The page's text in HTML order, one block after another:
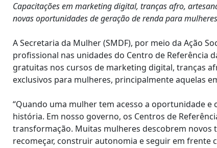
Capacitações em marketing digital, tranças afro,
novas oportunidades de geração de renda para
A Secretaria da Mulher (SMDF), por meio da Ação
profissional nas unidades do Centro de Referência
gratuitas nos cursos de marketing digital, tranças
exclusivos para mulheres, principalmente aquelas
“Quando uma mulher tem acesso a oportunidade
história. Em nosso governo, os Centros de
transformação. Muitas mulheres descobrem
recomeçar, construir autonomia e seguir em frente